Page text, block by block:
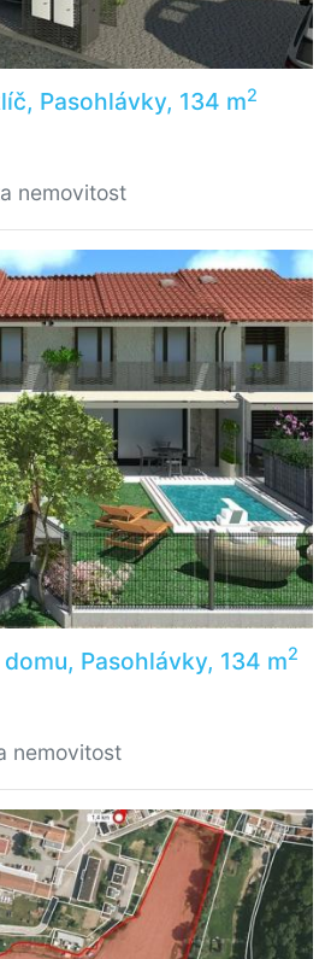
Pasohlávky, 134 m2
nemovitost
Pasohlávky, 134 m2
nemovitost